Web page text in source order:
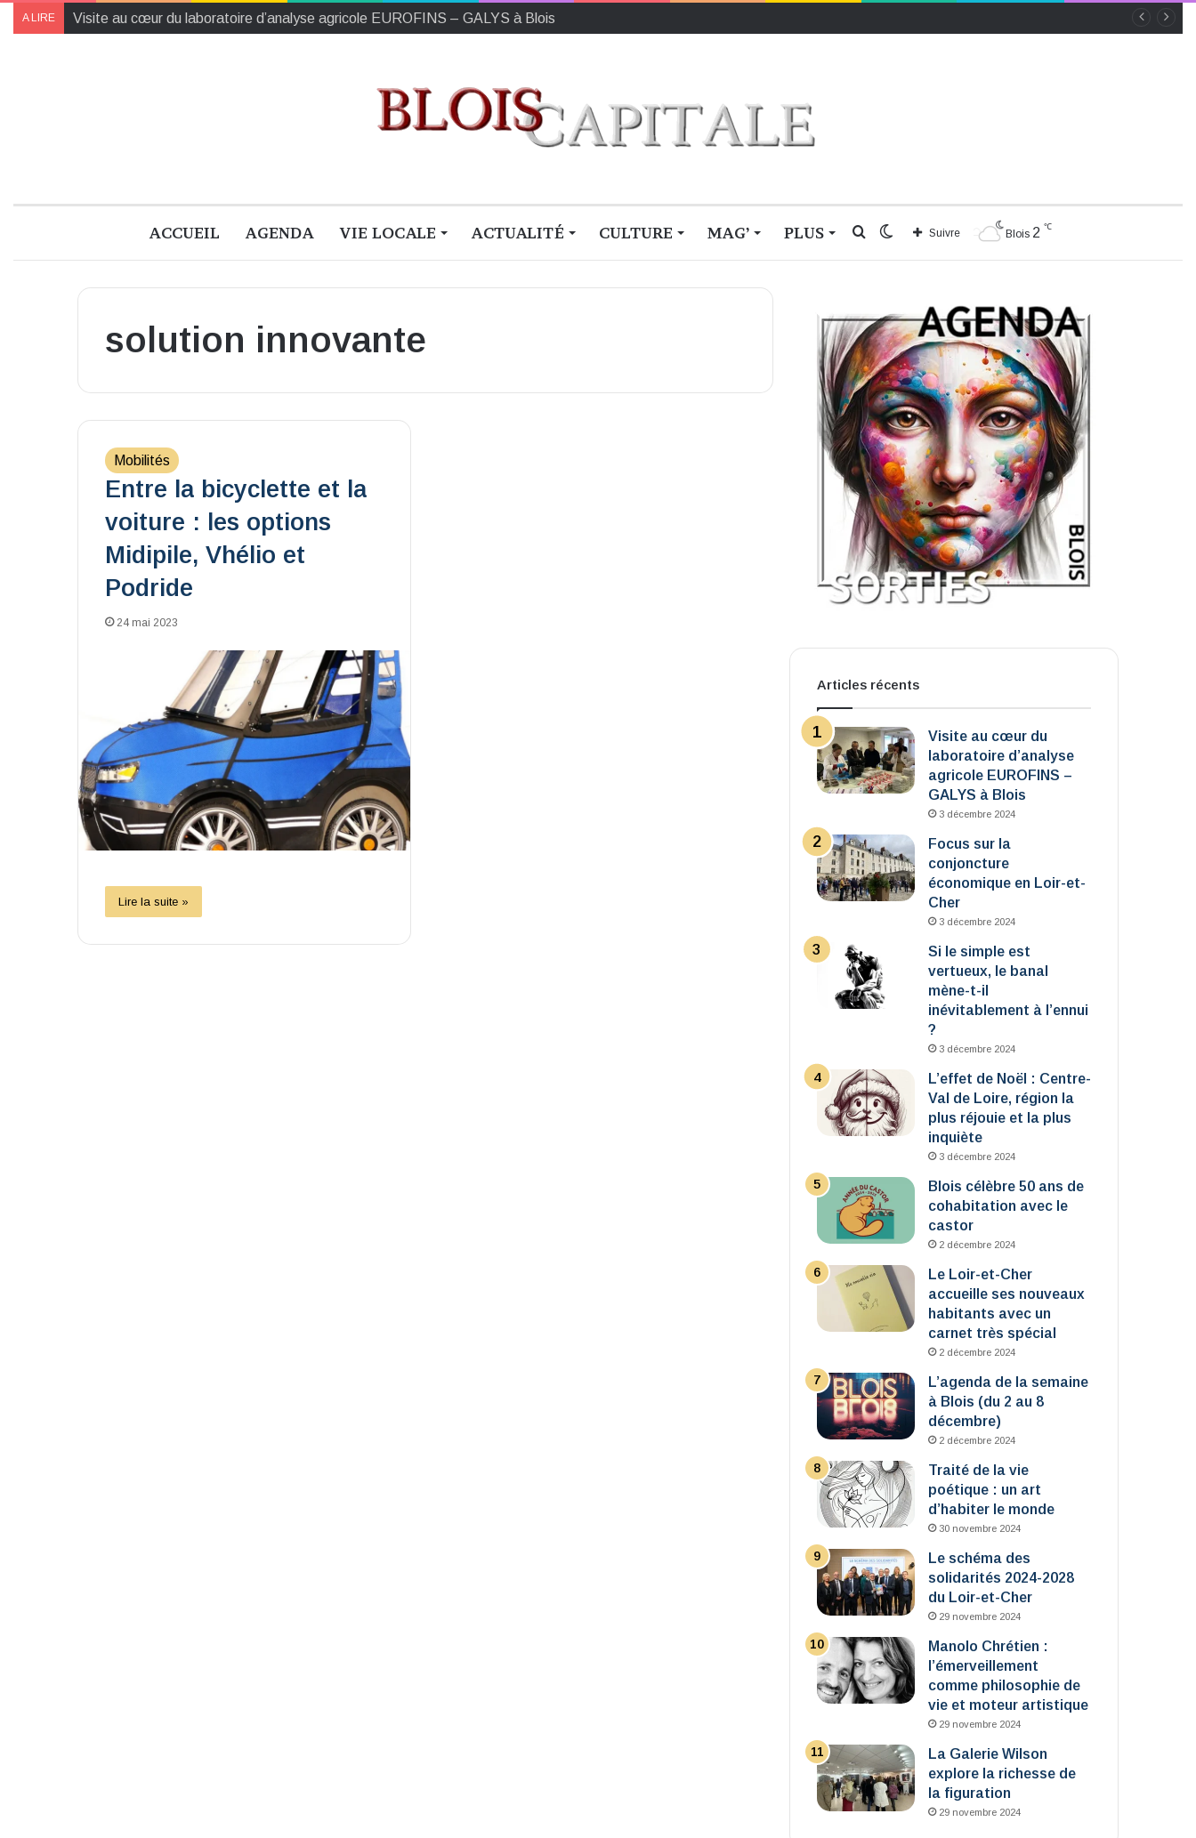
A LIRE Visite au cœur du laboratoire d’analyse agricole EUROFINS – GALYS à Blois
ACCUEIL AGENDA VIE LOCALE ACTUALITÉ CULTURE MAG’ PLUS Blois 2 ℃
Suivre
Switch
Rechercher
solution innovante
Mobilités
Entre la bicyclette et la
voiture : les options
Midipile, Vhélio et
Podride
24 mai 2023
Lire la suite »
Articles récents
Visite au cœur du
laboratoire d’analyse
agricole EUROFINS –
GALYS à Blois
3 décembre 2024
Focus sur la
conjoncture
économique en Loir-et-
Cher
3 décembre 2024
Si le simple est
vertueux, le banal
mène-t-il
inévitablement à l’ennui
?
3 décembre 2024
L’effet de Noël : Centre-
Val de Loire, région la
plus réjouie et la plus
inquiète
3 décembre 2024
Blois célèbre 50 ans de
cohabitation avec le
castor
2 décembre 2024
Le Loir-et-Cher
accueille ses nouveaux
habitants avec un
carnet très spécial
2 décembre 2024
L’agenda de la semaine
à Blois (du 2 au 8
décembre)
2 décembre 2024
Traité de la vie
poétique : un art
d’habiter le monde
30 novembre 2024
Le schéma des
solidarités 2024-2028
du Loir-et-Cher
29 novembre 2024
Manolo Chrétien :
l’émerveillement
comme philosophie de
vie et moteur artistique
29 novembre 2024
La Galerie Wilson
explore la richesse de
la figuration
29 novembre 2024